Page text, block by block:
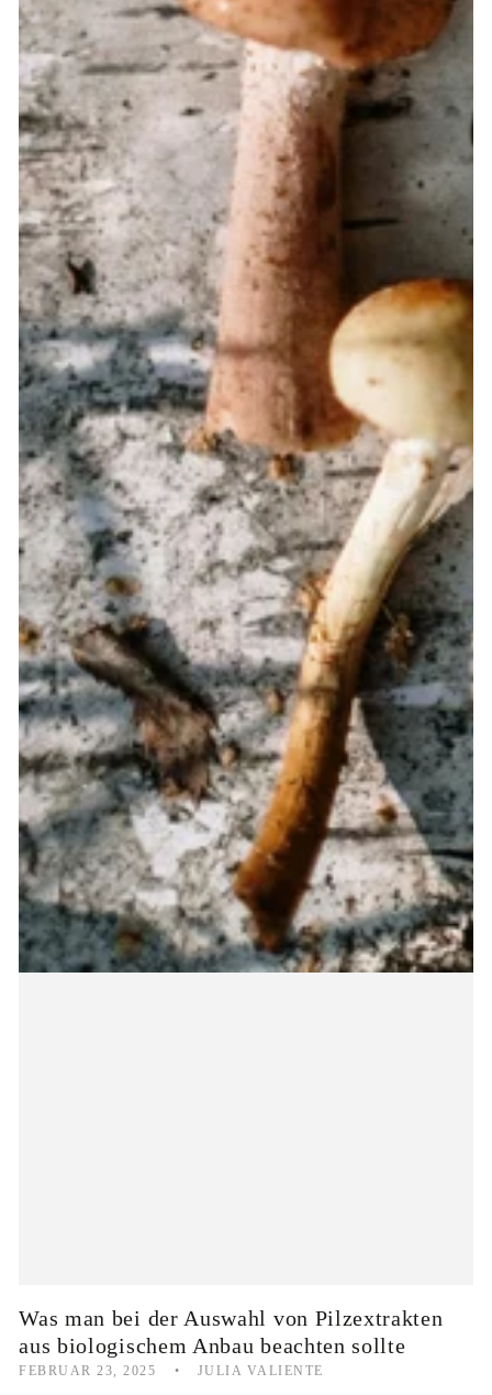
Was man bei der Auswahl von Pilzextrakten
aus biologischem Anbau beachten sollte
FEBRUAR 23, 2025 JULIA VALIENTE